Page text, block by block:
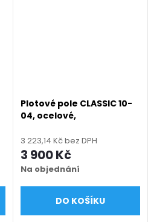
Plotové pole CLASSIC 10-
04, ocelové,
(šířka 100–3300 mm,
výška 450–1950 mm),
zelená RAL 6005 matná
3 223,14 Kč bez DPH
3 900 Kč
Na objednání
DO KOŠÍKU